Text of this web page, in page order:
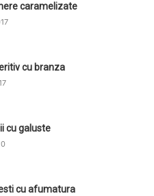
caramelizate
cu branza
cu galuste
cu afumatura